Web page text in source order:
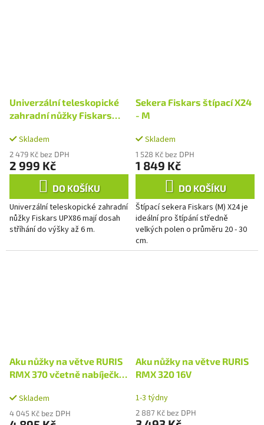
Univerzální teleskopické
zahradní nůžky Fiskars
Skladem
2 479 Kč bez DPH
2 999 Kč
DO KOŠÍKU
Univerzální teleskopické zahradní
nůžky Fiskars UPX86 mají dosah
stříhání do výšky až 6 m.
Sekera Fiskars štípací X24
- M
Skladem
1 528 Kč bez DPH
1 849 Kč
DO KOŠÍKU
Štípací sekera Fiskars (M) X24 je
ideální pro štípání středně
velkých polen o průměru 20 - 30
cm.
Aku nůžky na větve RURIS
RMX 370 včetně nabíječky
Skladem
4 045 Kč bez DPH
Aku nůžky na větve RURIS
RMX 320 16V
1-3 týdny
2 887 Kč bez DPH